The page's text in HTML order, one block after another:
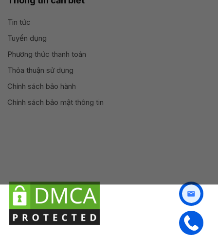
Tin tức
Tuyển dụng
Phương thức thanh toán
Thỏa thuận sử dụng
Chính sách bảo hành
Chính sách bảo mật thông tin